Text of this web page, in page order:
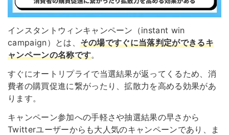
インスタントウィンキャンペーン（instant win
campaign）とは、 その場ですぐに当落判定ができるキ
ャンペーンの名称です。
すぐにオートリプライで当選結果が返ってくるため、消
費者の購買促進に繋がったり、拡散力を高める効果があ
ります。
キャンペーン参加への手軽さや抽選結果の早さから
Twitterユーザーからも大人気のキャンペーンであり、ま